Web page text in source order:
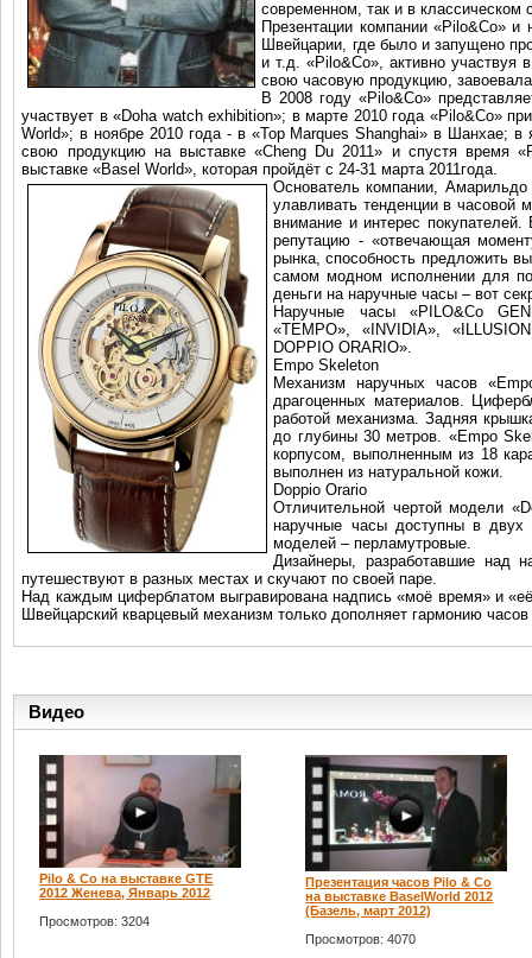
современном, так и в классическом
Презентации компании «Pilo&Co»
Швейцарии, где было и запущено
и т.д. «Pilo&Co», активно участвуя
свою часовую продукцию,
В 2008 году «Pilo&Co»
участвует в «Doha watch exhibition»; в марте 2010 года «Pilo&Co»
World»; в ноябре 2010 года - в «Top Marques Shanghai» в Шанхае;
свою продукцию на выставке «Cheng Du 2011» и спустя время
выставке «Basel World», которая пройдёт с 24-31 марта 2011года.
Основатель компании,
улавливать тенденции в
внимание и интерес покупателей.
репутацию - «отвечающая
рынка, способность предложить
самом модном исполнении для
деньги на наручные часы – вот
Наручные часы «PILO&Co
«TEMPO», «INVIDIA»,
DOPPIO ORARIO».
Empo Skeleton
Механизм наручных часов
драгоценных материалов.
работой механизма. Задняя
до глубины 30 метров. «Empo
корпусом, выполненным из 18
выполнен из натуральной кожи.
Doppio Orario
Отличительной чертой модели
наручные часы доступны в
моделей – перламутровые.
Дизайнеры, разработавшие над
путешествуют в разных местах и скучают по своей паре.
Над каждым циферблатом выгравирована надпись «моё время» и
Швейцарский кварцевый механизм только дополняет гармонию
Видео
Pilo & Co на выставке GTE
2012 Женева, Январь 2012
Просмотров: 3204
Презентация часов Pilo & Co
на выставке BaselWorld 2012
(Базель, март 2012)
Просмотров: 4070